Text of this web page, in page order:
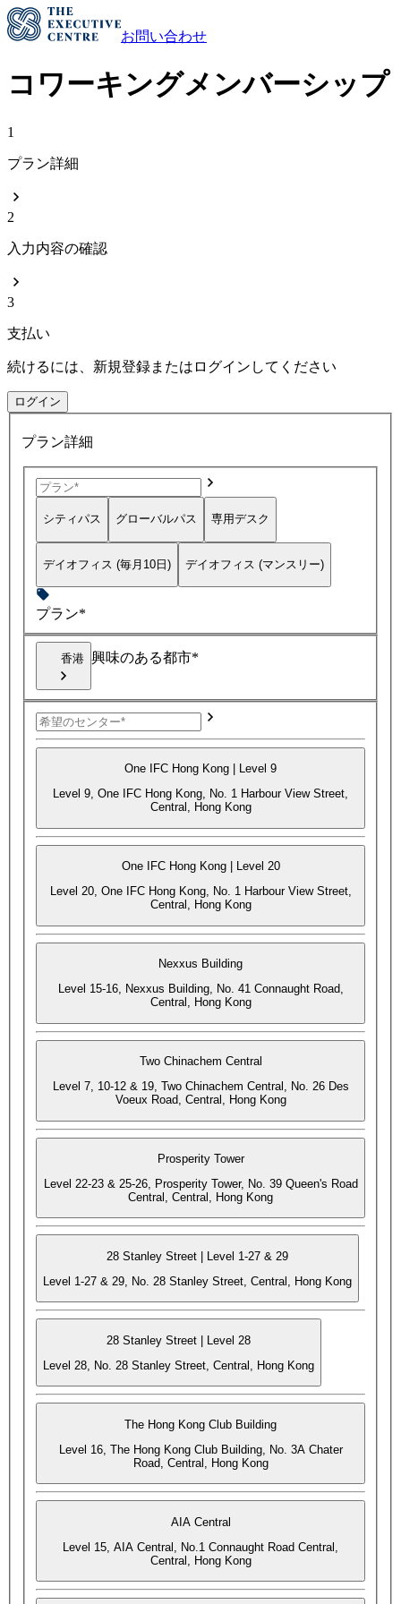
お問い合わせ
コワーキングメンバーシップ
1
プラン詳細
2
入力内容の確認
3
支払い
続けるには、新規登録またはログインしてください
ログイン
プラン詳細
シティパス グローバルパス 専用デスク
デイオフィス (毎月10日) デイオフィス (マンスリー)
プラン*
香港 興味のある都市*
One IFC Hong Kong | Level 9
Level 9, One IFC Hong Kong, No. 1 Harbour View Street,
Central, Hong Kong
One IFC Hong Kong | Level 20
Level 20, One IFC Hong Kong, No. 1 Harbour View Street,
Central, Hong Kong
Nexxus Building
Level 15-16, Nexxus Building, No. 41 Connaught Road,
Central, Hong Kong
Two Chinachem Central
Level 7, 10-12 & 19, Two Chinachem Central, No. 26 Des
Voeux Road, Central, Hong Kong
Prosperity Tower
Level 22-23 & 25-26, Prosperity Tower, No. 39 Queen's Road
Central, Central, Hong Kong
28 Stanley Street | Level 1-27 & 29
Level 1-27 & 29, No. 28 Stanley Street, Central, Hong Kong
28 Stanley Street | Level 28
Level 28, No. 28 Stanley Street, Central, Hong Kong
The Hong Kong Club Building
Level 16, The Hong Kong Club Building, No. 3A Chater
Road, Central, Hong Kong
AIA Central
Level 15, AIA Central, No.1 Connaught Road Central,
Central, Hong Kong